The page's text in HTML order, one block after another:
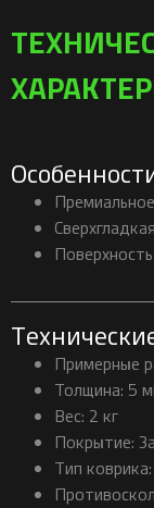
Примерные
Толщина: 5
Вес: 2 кг
Покрытие:
Тип